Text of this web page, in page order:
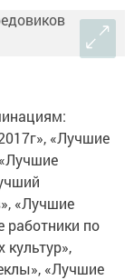
«Лучшие
«Лучшие
работники по
«Лучшие